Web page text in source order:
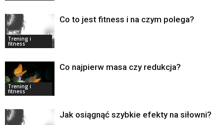
Trening i
fitness
Co to jest fitness i na czym polega?
Trening i
fitness
Co najpierw masa czy redukcja?
Jak osiągnąć szybkie efekty na siłowni?